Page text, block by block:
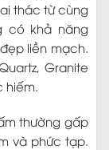
thác từ cùng
có khả năng
liền mạch.
Granite
hiếm.
thường gấp
và phức tạp.